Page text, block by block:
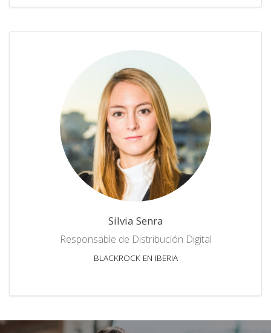
Silvia Senra
Responsable de Distribución Digital
BLACKROCK EN IBERIA